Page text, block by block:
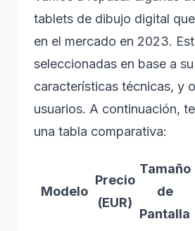
tablets de dibujo digital
en el mercado en 2023.
seleccionadas en base a
características técnicas, y
usuarios. A continuación,
una tabla comparativa:
Modelo
Precio
(EUR)
Tamaño
de
Pantalla